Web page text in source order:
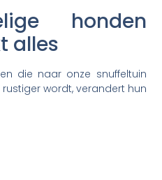
honden
alles
die naar onze snuffeltuin
wordt, verandert hun